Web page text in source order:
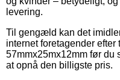
levering.
Til gengæld kan det
internet foretagender
57mmx25mx12mm før du
at opnå den billigste pris.